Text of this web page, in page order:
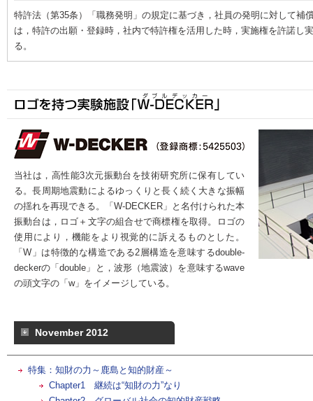
特許法（第35条）「職務発明」の規定に基づき，社員の発明に対して補
は，特許の出願・登録時，社内で特許権を活用した時，実施権を許諾し
る。
当社は，高性能3次元振動台を技術研究所に保有してい
る。長周期地震動によるゆっくりと長く続く大きな振幅
の揺れを再現できる。「W-DECKER」と名付けられた本
振動台は，ロゴ＋文字の組合せで商標権を取得。ロゴの
使用により，機能をより視覚的に訴えるものとした。
「W」は特徴的な構造である2層構造を意味するdouble-
deckerの「double」と，波形（地震波）を意味するwave
の頭文字の「w」をイメージしている。
November 2012
特集：知財の力～鹿島と知的財産～
Chapter1 継続は“知財の力”なり